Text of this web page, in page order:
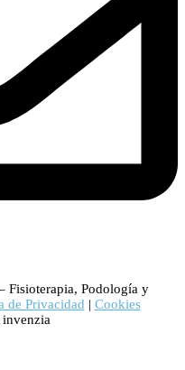
Fisioterapia, Podología y
de Privacidad | Cookies